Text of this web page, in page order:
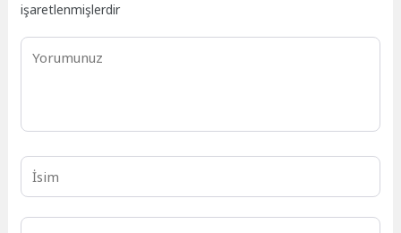
işaretlenmişlerdir